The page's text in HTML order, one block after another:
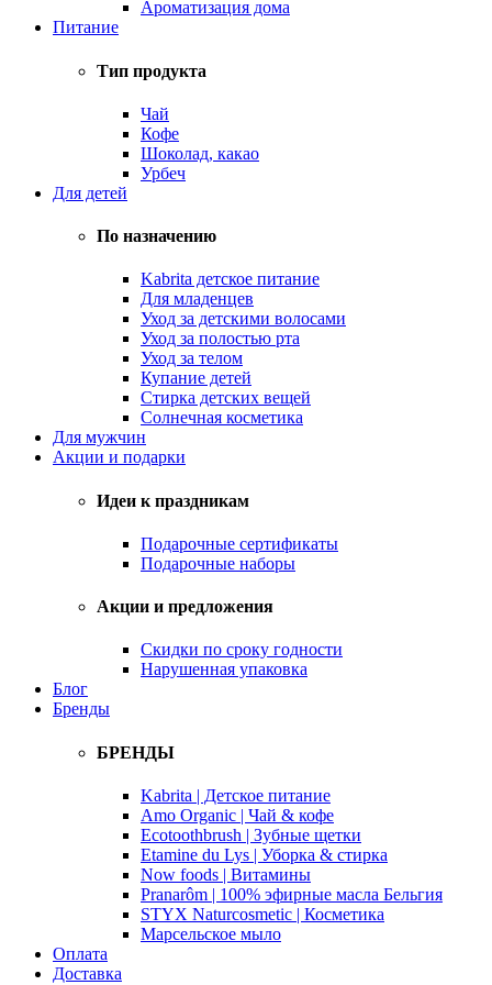
Ароматизация дома
Питание
Тип продукта
Чай
Кофе
Шоколад, какао
Урбеч
Для детей
По назначению
Kabrita детское питание
Для младенцев
Уход за детскими волосами
Уход за полостью рта
Уход за телом
Купание детей
Стирка детских вещей
Солнечная косметика
Для мужчин
Акции и подарки
Идеи к праздникам
Подарочные сертификаты
Подарочные наборы
Акции и предложения
Скидки по сроку годности
Нарушенная упаковка
Блог
Бренды
БРЕНДЫ
Kabrita | Детское питание
Amo Organic | Чай & кофе
Ecotoothbrush | Зубные щетки
Etamine du Lys | Уборка & стирка
Now foods | Витамины
Pranarôm | 100% эфирные масла Бельгия
STYX Naturcosmetic | Косметика
Марсельское мыло
Оплата
Доставка